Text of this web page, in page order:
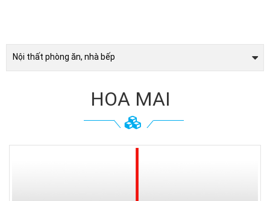
Nội thất phòng ăn, nhà bếp
HOA MAI